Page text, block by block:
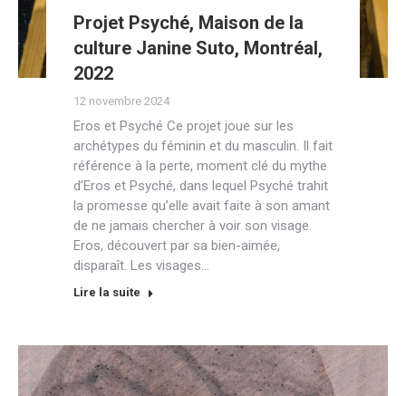
Projet Psyché, Maison de la
culture Janine Suto, Montréal,
2022
12 novembre 2024
Eros et Psyché Ce projet joue sur les
archétypes du féminin et du masculin. Il fait
référence à la perte, moment clé du mythe
d’Eros et Psyché, dans lequel Psyché trahit
la promesse qu’elle avait faite à son amant
de ne jamais chercher à voir son visage.
Eros, découvert par sa bien-aimée,
disparaît. Les visages…
Lire la suite